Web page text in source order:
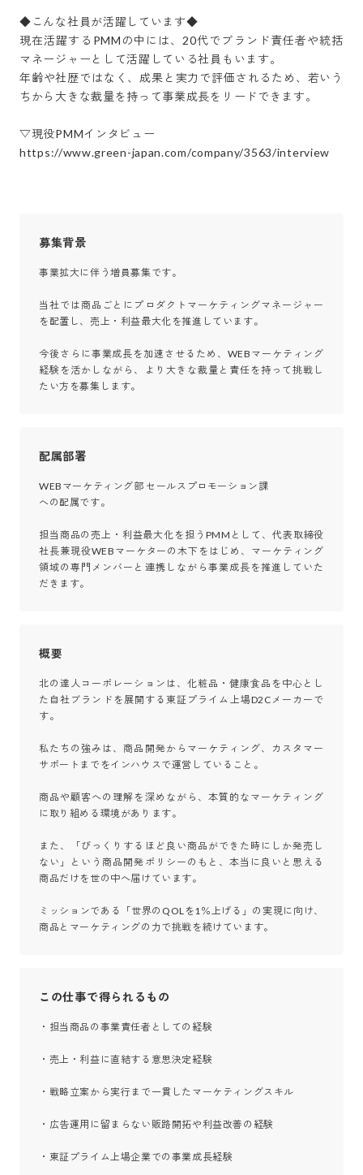
◆こんな社員が活躍しています◆
現在活躍するPMMの中には、20代でブランド責任者や統括
マネージャーとして活躍している社員もいます。
年齢や社歴ではなく、成果と実力で評価されるため、若いう
ちから大きな裁量を持って事業成長をリードできます。
▽現役PMMインタビュー
https://www.green-japan.com/company/3563/interview
募集背景
事業拡大に伴う増員募集です。
当社では商品ごとにプロダクトマーケティングマネージャー
を配置し、売上・利益最大化を推進しています。
今後さらに事業成長を加速させるため、WEBマーケティング
経験を活かしながら、より大きな裁量と責任を持って挑戦し
たい方を募集します。
配属部署
WEBマーケティング部 セールスプロモーション課
への配属です。
担当商品の売上・利益最大化を担うPMMとして、代表取締役
社長兼現役WEBマーケターの木下をはじめ、マーケティング
領域の専門メンバーと連携しながら事業成長を推進していた
だきます。
概要
北の達人コーポレーションは、化粧品・健康食品を中心とし
た自社ブランドを展開する東証プライム上場D2Cメーカーで
す。
私たちの強みは、商品開発からマーケティング、カスタマー
サポートまでをインハウスで運営していること。
商品や顧客への理解を深めながら、本質的なマーケティング
に取り組める環境があります。
また、「びっくりするほど良い商品ができた時にしか発売し
ない」という商品開発ポリシーのもと、本当に良いと思える
商品だけを世の中へ届けています。
ミッションである「世界のQOLを1％上げる」の実現に向け、
商品とマーケティングの力で挑戦を続けています。
この仕事で得られるもの
・担当商品の事業責任者としての経験
・売上・利益に直結する意思決定経験
・戦略立案から実行まで一貫したマーケティングスキル
・広告運用に留まらない販路開拓や利益改善の経験
・東証プライム上場企業での事業成長経験